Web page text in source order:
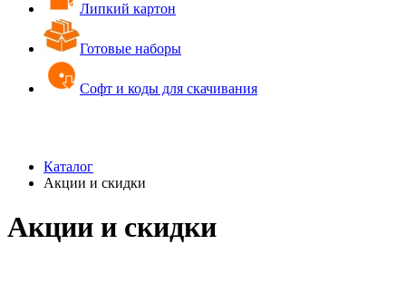
Липкий картон
Готовые наборы
Софт и коды для скачивания
Каталог
Акции и скидки
Акции и скидки